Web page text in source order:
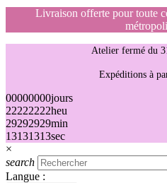
Livraison offerte pour toute
Atelier fermé du
Expéditions à
00000000jours
22222222heu
29292929min
13131313sec
×
search
Langue :